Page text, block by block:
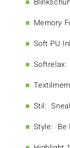
Memory
Soft PU
Softrelax:
Stil:
Style: Be